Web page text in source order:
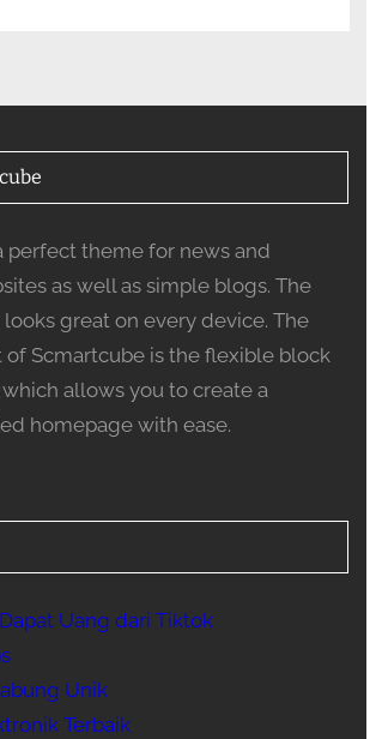
perfect theme for news and
as well as simple blogs. The
great on every device. The
Scmartcube is the flexible block
allows you to create a
homepage with ease.
Uang dari Tiktok
Unik
Terbaik